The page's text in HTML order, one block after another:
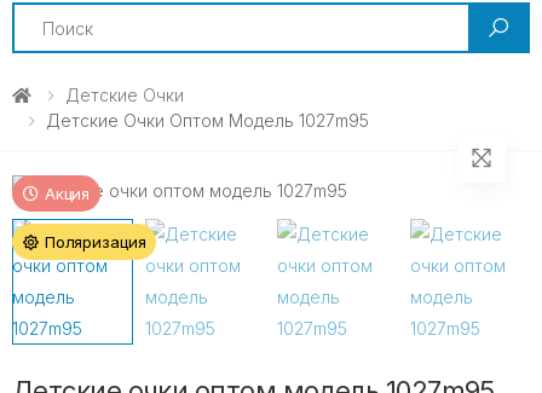
Search
Детские Очки
Детские Очки Оптом Модель 1027m95
Акция
Поляризация